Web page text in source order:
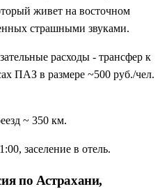
живет на восточном
страшными звуками.
расходы - трансфер к
ПАЗ в размере ~500 руб./чел.
~ 350 км.
заселение в отель.
по Астрахани,